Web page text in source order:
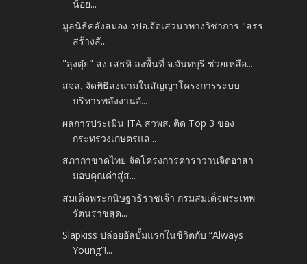
น้อย...
มูลนิธิคลังสมอง วปอ.จัดเสวนาทางวิชาการ "สรร
สร้างสั...
"ลุงตุ๋ย" ส่ง เสธหิ ลงพื้นที่ จ.จันทบุรี ช่วยเหลือ...
สจล. จัดพิธีลงนามในสัญญาโครงการระบบ
บริหารพลังงานอั...
ผลการประเมิน ITA สวพส. ติด Top 3 ของ
กระทรวงเกษตรแล...
สภากาชาดไทย จัดโครงการคาราวานจิตอาสา
มอบคุณค่าสู่ส...
สมเด็จพระกนิษฐาธิราชเจ้า กรมสมเด็จพระเทพ
รัตนราชสุด...
Slapkiss ปล่อยอัลบั้มแรกในชีวิตกับ “Always
Young”!...